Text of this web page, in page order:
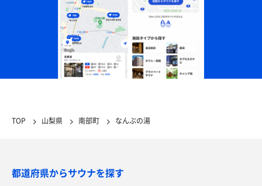
TOP 山梨県 南部町 なんぶの湯
都道府県からサウナを探す